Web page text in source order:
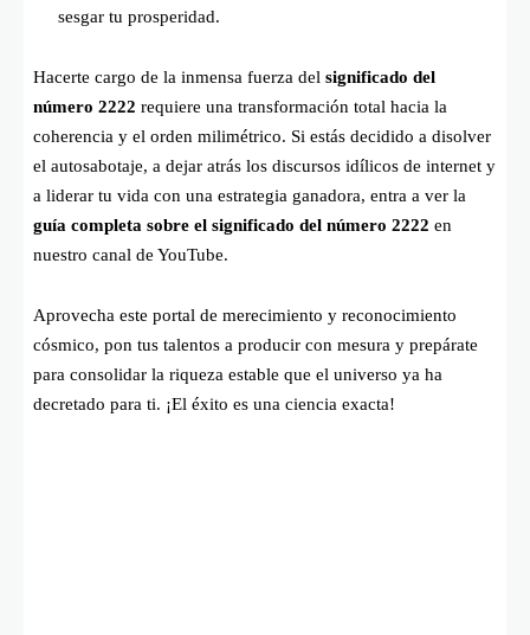
sesgar tu prosperidad.
Hacerte cargo de la inmensa fuerza del significado del
número 2222 requiere una transformación total hacia la
coherencia y el orden milimétrico. Si estás decidido a disolver
el autosabotaje, a dejar atrás los discursos idílicos de internet y
a liderar tu vida con una estrategia ganadora, entra a ver la
guía completa sobre el significado del número 2222 en
nuestro canal de YouTube.
Aprovecha este portal de merecimiento y reconocimiento
cósmico, pon tus talentos a producir con mesura y prepárate
para consolidar la riqueza estable que el universo ya ha
decretado para ti. ¡El éxito es una ciencia exacta!